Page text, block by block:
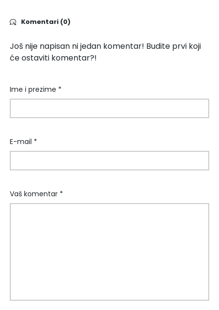
Komentari (0)
Još nije napisan ni jedan komentar! Budite prvi koji
će ostaviti komentar?!
Ime i prezime *
E-mail *
Vaš komentar *